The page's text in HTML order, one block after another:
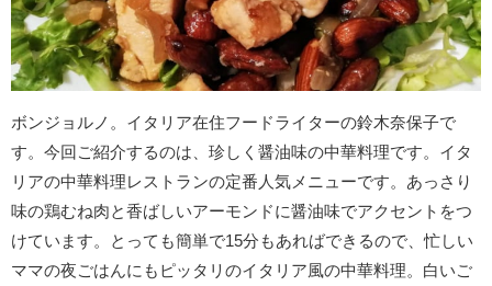
ボンジョルノ。イタリア在住フードライターの鈴木奈保子で
す。今回ご紹介するのは、珍しく醤油味の中華料理です。イタ
リアの中華料理レストランの定番人気メニューです。あっさり
味の鶏むね肉と香ばしいアーモンドに醤油味でアクセントをつ
けています。とっても簡単で15分もあればできるので、忙しい
ママの夜ごはんにもピッタリのイタリア風の中華料理。白いご